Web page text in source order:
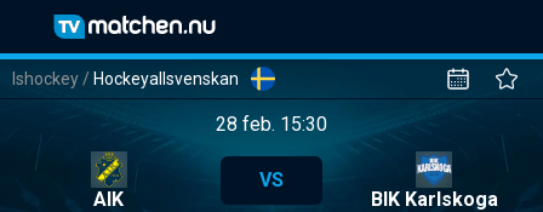
Ishockey / Hockeyallsvenskan
28 feb. 15:30
AIK
VS
BIK Karlskoga